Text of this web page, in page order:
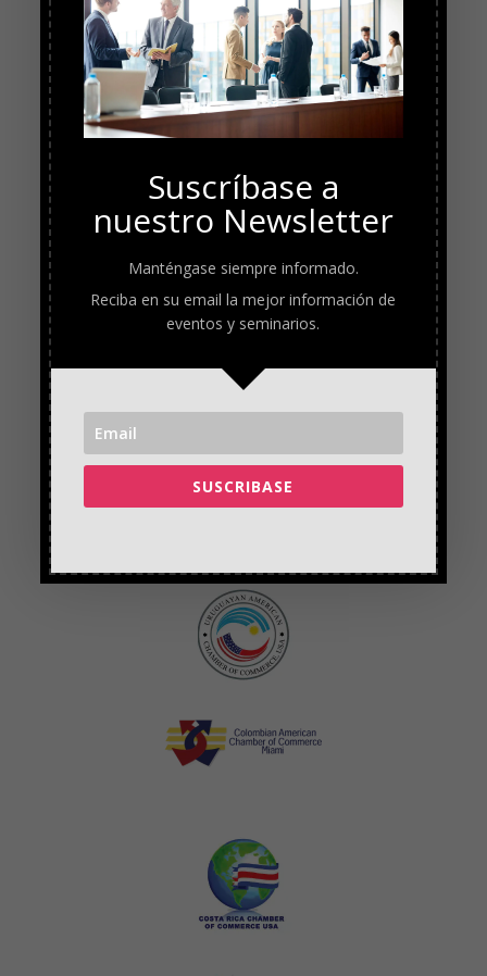
Suscríbase a
nuestro Newsletter
Manténgase siempre informado.
Reciba en su email la mejor información de
eventos y seminarios.
SUSCRIBASE